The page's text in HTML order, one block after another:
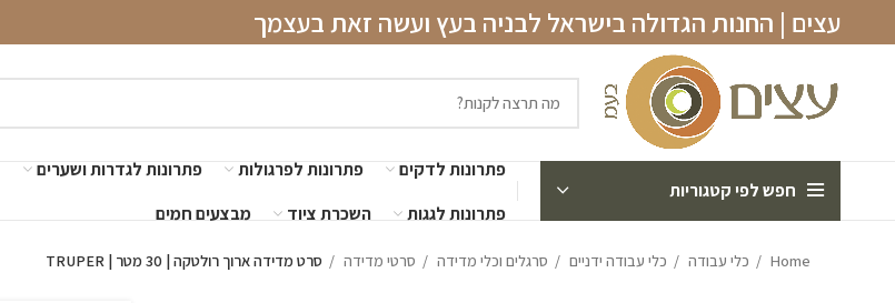
עצים | החנות הגדולה בישראל לבניה בעץ ועשה זאת בעצמך
חפש לפי קטגוריות
פתרונות לדקים פתרונות לפרגולות
פתרונות לגדרות ושערים
פתרונות לגגות
השכרת ציוד מבצעים חמים
Home כלי עבודה כלי עבודה ידניים סרגלים וכלי מדידה סרטי מדידה סרט מדידה ארוך רולטקה | 30 מטר | TRUPER